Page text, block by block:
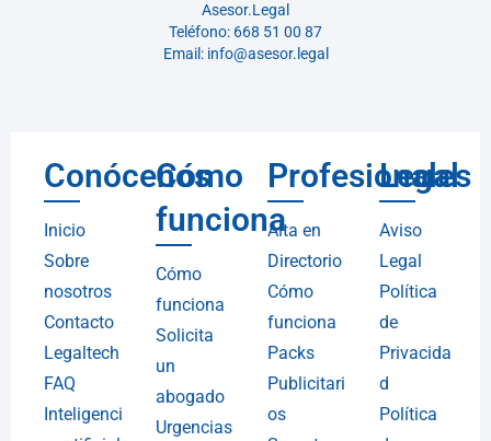
Asesor.Legal
Teléfono: 668 51 00 87
Email: info@asesor.legal
Conócenos
Inicio
Sobre
nosotros
Contacto
Legaltech
FAQ
Inteligenci
Cómo
funciona
Cómo
funciona
Solicita
un
abogado
Urgencias
Profesionales
Alta en
Directorio
Cómo
funciona
Packs
Publicitari
os
Legal
Aviso
Legal
Política
de
Privacida
d
Política